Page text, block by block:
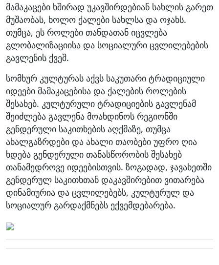
მამაკაცები ხშირად უკავშირდებიან სახლის გარეთ
მუშაობას, ხოლო ქალები სახლსა და ოჯახს.
თუმცა, ეს როლები თანდათან იცვლება
გლობალიზაციისა და სოციალური ცვლილებების
გავლენის ქვეშ.
სომხურ კულტურას აქვს საკუთარი ტრადიციული
იდეები მამაკაცებისა და ქალების როლების
შესახებ. კულტურული ტრადიციების გავლენამ
შეიძლება გავლენა მოახდინოს რეგიონში
გენდერული საკითხების აღქმაზე, თუმცა
ახალგაზრდები და ახალი თაობები უფრო ღია
ხდება გენდერული თანასწორობის შესახებ
თანამედროვე იდეებისთვის. ზოგადად, ჯავახეთში
გენდერულ საკითხთან დაკავშირებით ვითარება
დინამიურია და ცვლილებებს, კულტურულ და
სოციალურ გარდაქმნებს ექვემდებარება.